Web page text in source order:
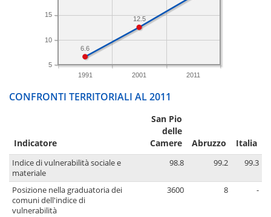
1991 2001 2011
5
10
15
12.5
6.6
CONFRONTI TERRITORIALI AL 2011
Indicatore
San Pio
delle
Camere
Abruzzo Italia
Indice di vulnerabilità sociale e
materiale
98.8 99.2 99.3
Posizione nella graduatoria dei
comuni dell'indice di
vulnerabilità
3600 8 -